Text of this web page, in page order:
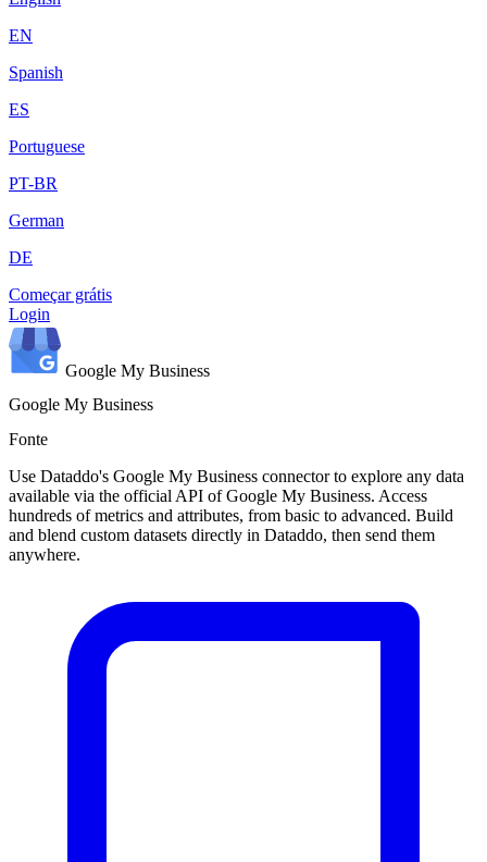
EN
Spanish
ES
Portuguese
PT-BR
German
DE
Começar grátis
Login
Google My Business
Google My Business
Fonte
Use Dataddo's Google My Business connector to explore any data
available via the official API of Google My Business. Access
hundreds of metrics and attributes, from basic to advanced. Build
and blend custom datasets directly in Dataddo, then send them
anywhere.